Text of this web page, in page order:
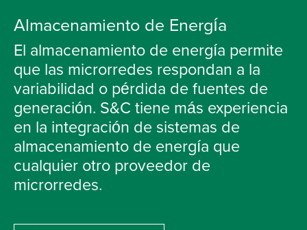
Almacenamiento de Energía
El almacenamiento de energía permite
que las microrredes respondan a la
variabilidad o pérdida de fuentes de
generación. S&C tiene más experiencia
en la integración de sistemas de
almacenamiento de energía que
cualquier otro proveedor de
microrredes.